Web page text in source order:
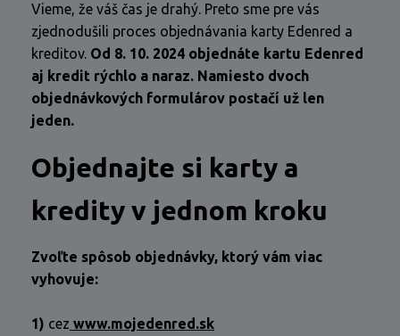
Vieme, že váš čas je drahý. Preto sme pre vás
zjednodušili proces objednávania karty Edenred a
kreditov. Od 8. 10. 2024 objednáte kartu Edenred
aj kredit rýchlo a naraz. Namiesto dvoch
objednávkových formulárov postačí už len
jeden.
Objednajte si karty a
kredity v jednom kroku
Zvoľte spôsob objednávky, ktorý vám viac
vyhovuje:
1) cez www.mojedenred.sk